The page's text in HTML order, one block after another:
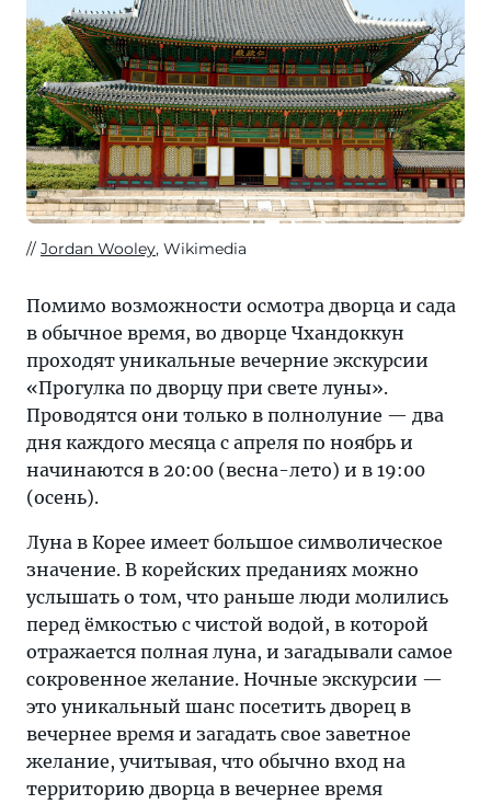
Jordan Wooley, Wikimedia
Помимо возможности осмотра дворца и сада
в обычное время, во дворце Чхандоккун
проходят уникальные вечерние экскурсии
«Прогулка по дворцу при свете луны».
Проводятся они только в полнолуние — два
дня каждого месяца с апреля по ноябрь и
начинаются в 20:00 (весна-лето) и в 19:00
(осень).
Луна в Корее имеет большое символическое
значение. В корейских преданиях можно
услышать о том, что раньше люди молились
перед ёмкостью с чистой водой, в которой
отражается полная луна, и загадывали самое
сокровенное желание. Ночные экскурсии —
это уникальный шанс посетить дворец в
вечернее время и загадать свое заветное
желание, учитывая, что обычно вход на
территорию дворца в вечернее время